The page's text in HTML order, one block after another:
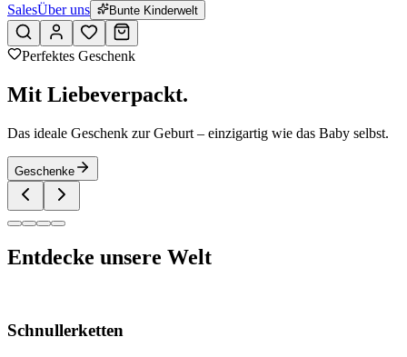
SalesÜber uns Bunte Kinderwelt
Perfektes Geschenk
Mit Liebeverpackt.
Das ideale Geschenk zur Geburt – einzigartig wie das Baby selbst.
Geschenke
Entdecke unsere Welt
Schnullerketten